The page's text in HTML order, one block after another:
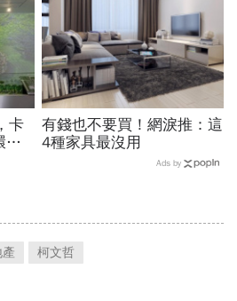
卡
的
有錢也不要買！網淚推：這
4種家具最沒用
Ads by
柯文哲